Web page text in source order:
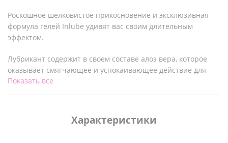
Роскошное шелковистое прикосновение и эксклюзивная
формула гелей Inlube удивят вас своим длительным
эффектом.
Лубрикант содержит в своем составе алоэ вера, которое
оказывает смягчающее и успокаивающее действие для
лучшего ухода за интимными зонами. А также обладает
Веганская формула на водной основе не содержит
Показать все
Характеристики